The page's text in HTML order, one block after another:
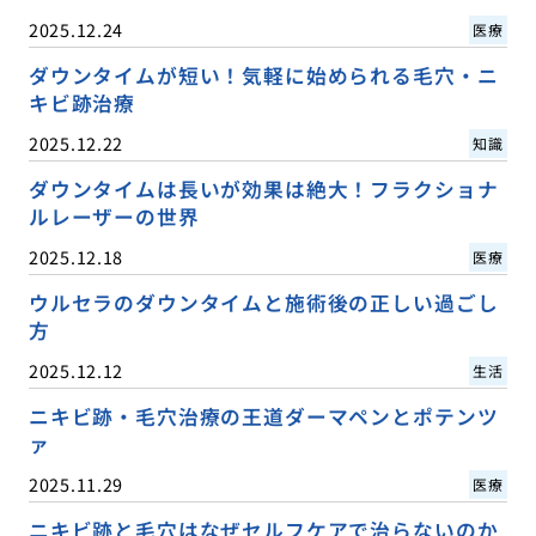
2025.12.24 医療
ダウンタイムが短い！気軽に始められる毛穴・ニ
キビ跡治療
2025.12.22 知識
ダウンタイムは長いが効果は絶大！フラクショナ
ルレーザーの世界
2025.12.18 医療
ウルセラのダウンタイムと施術後の正しい過ごし
方
2025.12.12 生活
ニキビ跡・毛穴治療の王道ダーマペンとポテンツ
ァ
2025.11.29 医療